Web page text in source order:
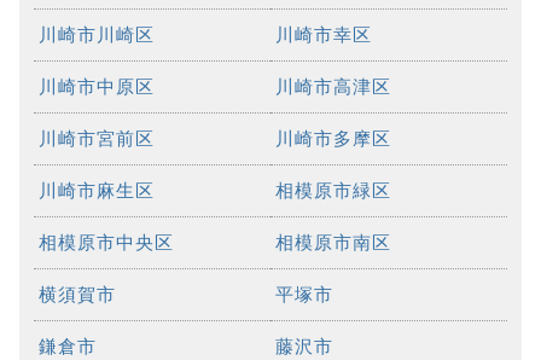
川崎市川崎区 川崎市幸区
川崎市中原区 川崎市高津区
川崎市宮前区 川崎市多摩区
川崎市麻生区 相模原市緑区
相模原市中央区 相模原市南区
横須賀市 平塚市
鎌倉市 藤沢市